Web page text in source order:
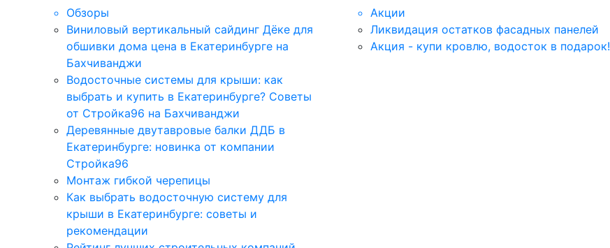
Обзоры
Виниловый вертикальный сайдинг Дёке для
обшивки дома цена в Екатеринбурге на
Бахчиванджи
Водосточные системы для крыши: как
выбрать и купить в Екатеринбурге? Советы
от Стройка96 на Бахчиванджи
Деревянные двутавровые балки ДДБ в
Екатеринбурге: новинка от компании
Стройка96
Монтаж гибкой черепицы
Как выбрать водосточную систему для
крыши в Екатеринбурге: советы и
рекомендации
Акции
Ликвидация остатков фасадных панелей
Акция - купи кровлю, водосток в подарок!